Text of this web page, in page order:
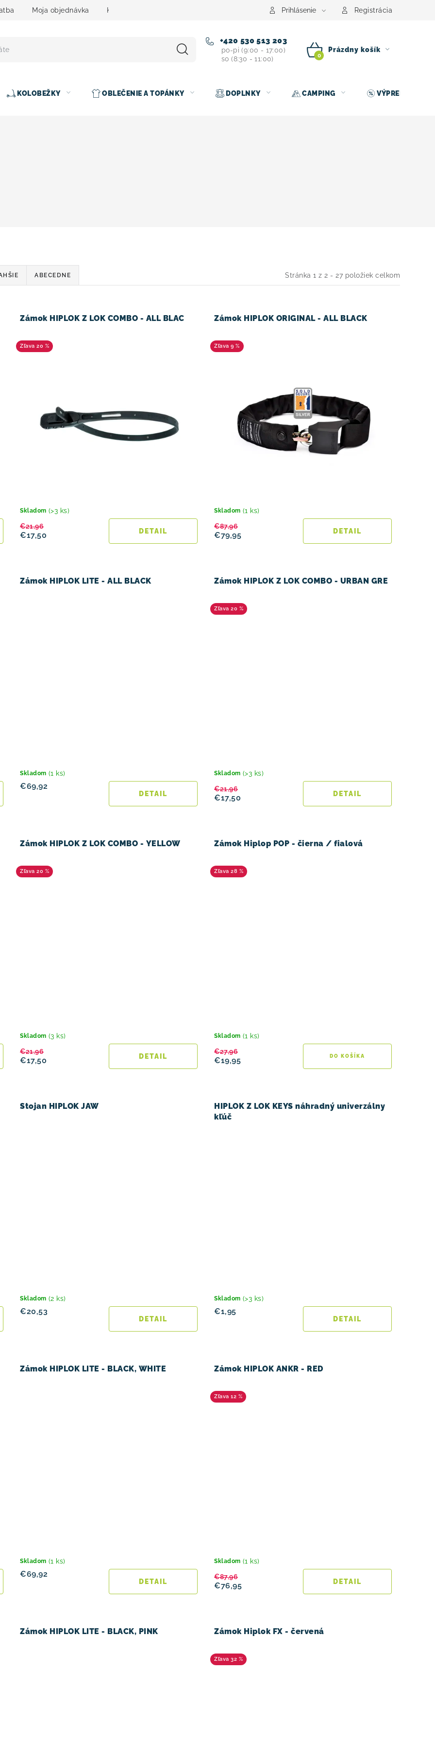
Moja objednávka Kontakty Prihlásenie Registrácia
+420 530 513 203
po-pi (9:00 - 17:00)
so (8:30 - 11:00)
NÁKUPNÝ
Prázdny košík
KOLOBEŽKY OBLEČENIE A TOPÁNKY DOPLNKY CAMPING VÝPREDAJ
Stránka 1 z 2 - 27 položiek celkom
ABECEDNE
Zámok HIPLOK Z LOK COMBO - ALL BLAC
20 %
Skladom (>3 ks)
€17,50
€21,96
DETAIL
Zámok HIPLOK ORIGINAL - ALL BLACK
9 %
Skladom (1 ks)
€79,95
€87,96
DETAIL
Zámok HIPLOK LITE - ALL BLACK
Skladom (1 ks)
€69,92
DETAIL
Zámok HIPLOK Z LOK COMBO - URBAN GRE
20 %
Skladom (>3 ks)
€17,50
€21,96
DETAIL
Zámok HIPLOK Z LOK COMBO - YELLOW
20 %
Skladom (3 ks)
€17,50
€21,96
DETAIL
Zámok Hiplop POP - čierna / fialová
28 %
Skladom (1 ks)
€19,95
€27,96
DO KOŠÍKA
Stojan HIPLOK JAW
Skladom (2 ks)
€20,53
DETAIL
HIPLOK Z LOK KEYS náhradný univerzálny
kľúč
Skladom (>3 ks)
€1,95
DETAIL
Zámok HIPLOK LITE - BLACK, WHITE
Skladom (1 ks)
€69,92
DETAIL
Zámok HIPLOK ANKR - RED
12 %
Skladom (1 ks)
€76,95
€87,96
DETAIL
Zámok HIPLOK LITE - BLACK, PINK Zámok Hiplok FX - červená
32 %